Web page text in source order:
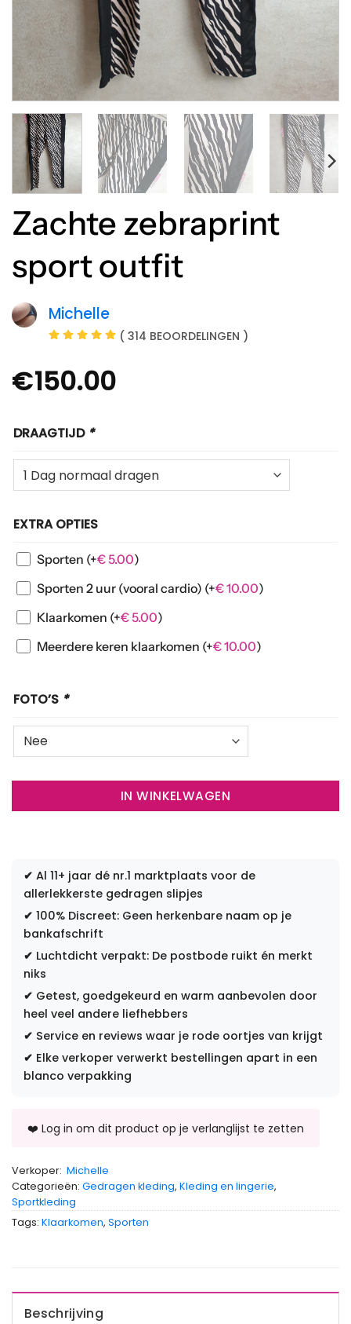
Zachte zebraprint
sport outfit
Michelle
( 314 BEOORDELINGEN )
€150.00
DRAAGTIJD *
EXTRA OPTIES
Sporten (+€5.00)
Sporten 2 uur (vooral cardio) (+€10.00)
Klaarkomen (+€5.00)
Meerdere keren klaarkomen (+€10.00)
FOTO’S *
IN WINKELWAGEN
✔ Al 11+ jaar dé nr.1 marktplaats voor de
allerlekkerste gedragen slipjes
✔ 100% Discreet: Geen herkenbare naam op je
bankafschrift
✔ Luchtdicht verpakt: De postbode ruikt én merkt
niks
✔ Getest, goedgekeurd en warm aanbevolen door
heel veel andere liefhebbers
✔ Service en reviews waar je rode oortjes van krijgt
✔ Elke verkoper verwerkt bestellingen apart in een
blanco verpakking
Verkoper: Michelle
Categorieën: Gedragen kleding, Kleding en lingerie,
Sportkleding
Tags: Klaarkomen, Sporten
Beschrijving